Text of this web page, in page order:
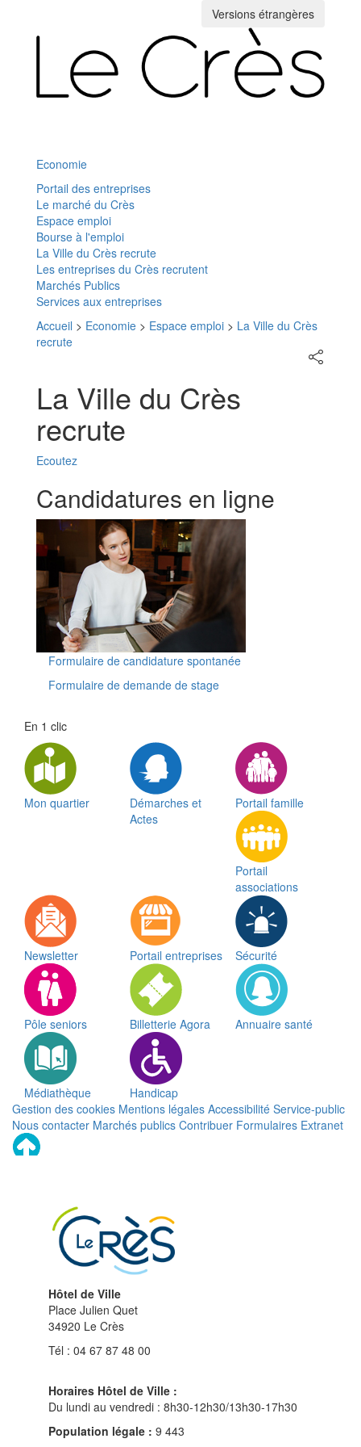
Versions étrangères
Economie
Portail des entreprises
Le marché du Crès
Espace emploi
Bourse à l'emploi
La Ville du Crès recrute
Les entreprises du Crès recrutent
Marchés Publics
Services aux entreprises
Accueil > Economie > Espace emploi > La Ville du Crès
recrute
Partager
sur
La Ville du Crès
recrute
Ecoutez
Candidatures en ligne
Formulaire de candidature spontanée
Formulaire de demande de stage
En 1 clic
Mon quartier
Démarches et
Actes
Portail famille
Portail
associations
Newsletter Portail entreprises Sécurité
Pôle seniors Billetterie Agora Annuaire santé
Médiathèque
Handicap
Gestion des cookies Mentions légales Accessibilité Service-public
Nous contacter Marchés publics Contribuer Formulaires Extranet
Remonter
Hôtel de Ville
Place Julien Quet
34920 Le Crès
Tél : 04 67 87 48 00
Horaires Hôtel de Ville :
Du lundi au vendredi : 8h30-12h30/13h30-17h30
Population légale : 9 443